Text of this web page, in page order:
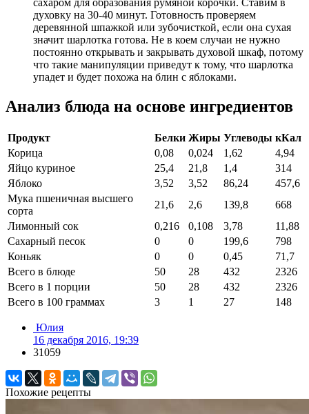
сахаром для образования румяной корочки. Ставим в
духовку на 30-40 минут. Готовность проверяем
деревянной шпажкой или зубочисткой, если она сухая
значит шарлотка готова. Не в коем случаи не нужно
постоянно открывать и закрывать духовой шкаф, потому
что такие манипуляции приведут к тому, что шарлотка
упадет и будет похожа на блин с яблоками.
Анализ блюда на основе ингредиентов
Продукт Белки Жиры Углеводы кКал
Корица
0,08 0,024 1,62
4,94
Яйцо куриное
25,4 21,8 1,4
314
Яблоко
3,52 3,52 86,24
457,6
Мука пшеничная высшего
сорта
21,6 2,6 139,8
668
Лимонный сок
0,216 0,108 3,78
11,88
Сахарный песок
0 0 199,6
798
Коньяк
0 0 0,45
71,7
Всего в блюде
50 28 432
2326
Всего в 1 порции
50 28 432
2326
Всего в 100 граммах
3 1 27 148
Юлия
16 декабря 2016, 19:39
31059
Похожие рецепты